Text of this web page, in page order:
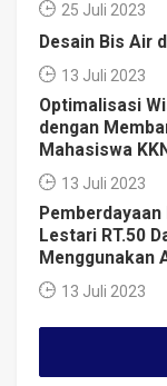
25 Juli 2023
Desain Bis Air
13 Juli 2023
Optimalisasi
dengan
Mahasiswa
13 Juli 2023
Lestari RT.50
Menggunakan
13 Juli 2023